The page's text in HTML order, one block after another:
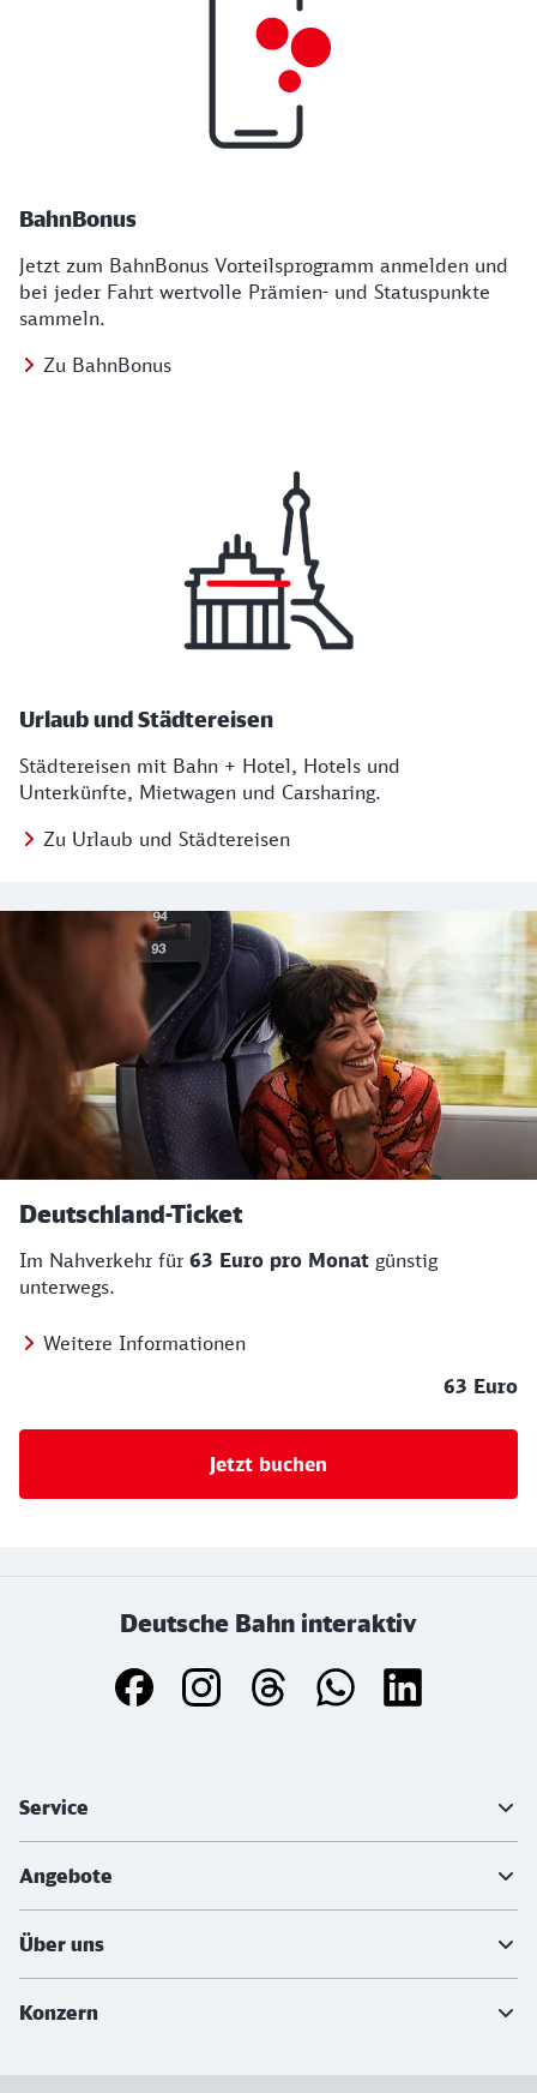
BahnBonus
Jetzt zum BahnBonus Vorteilsprogramm anmelden und
bei jeder Fahrt wertvolle Prämien- und Statuspunkte
sammeln.
Zu BahnBonus
Urlaub und Städtereisen
Städtereisen mit Bahn + Hotel, Hotels und
Unterkünfte, Mietwagen und Carsharing.
Zu Urlaub und Städtereisen
Regionales Angebot
Deutschland-Ticket
Im Nahverkehr für 63 Euro pro Monat günstig
unterwegs.
Weitere Informationen
63 Euro
Jetzt buchen
Deutsche Bahn interaktiv
Service
Angebote
Über uns
Konzern